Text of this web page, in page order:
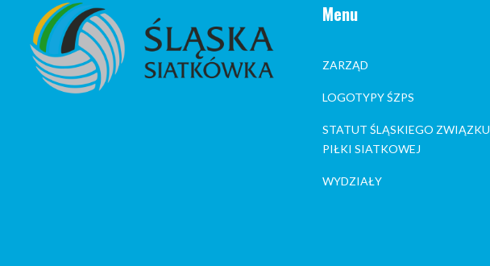
Menu
ZARZĄD
LOGOTYPY ŚZPS
STATUT ŚLĄSKIEGO ZWIĄZKU
PIŁKI SIATKOWEJ
WYDZIAŁY